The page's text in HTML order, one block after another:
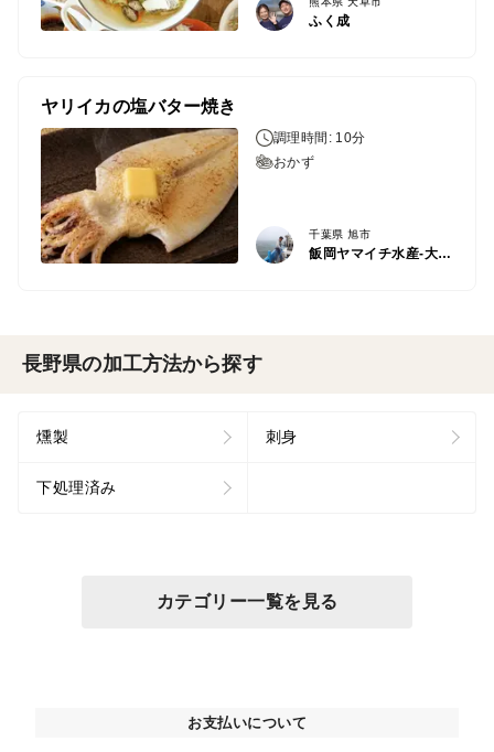
ふく成
ヤリイカの塩バター焼き
調理時間: 10分
おかず
千葉県 旭市
飯岡ヤマイチ水産-大納屋-
長野県の加工方法から探す
燻製 刺身
下処理済み
カテゴリー一覧を見る
お支払いについて